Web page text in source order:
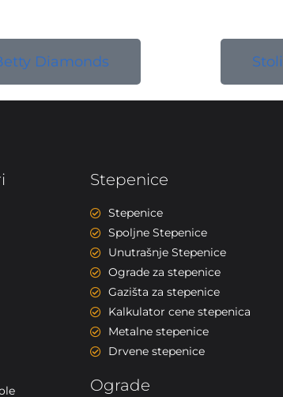
Diamonds
Stepenice
Stepenice
Spoljne Stepenice
Unutrašnje Stepenice
Ograde za stepenice
Gazišta za stepenice
Kalkulator cene stepenica
Metalne stepenice
Drvene stepenice
Ograde